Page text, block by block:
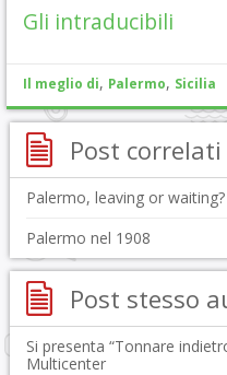
Gli intraducibili
Il meglio di, Palermo, Sicilia
Post correlati
Palermo, leaving or waiting?
Palermo nel 1908
Post stesso
Si presenta “Tonnare
Multicenter